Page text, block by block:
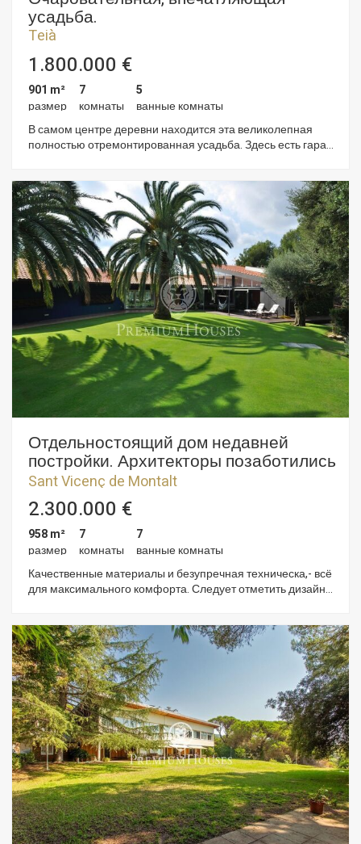
усадьба.
Teià
1.800.000 €
901 m²
размер
7
комнаты
5
ванные комнаты
В самом центре деревни находится эта великолепная
полностью отремонтированная усадьба. Здесь есть гараж
жильё или очаровательный отель, ресторан или для
любого другого типа бизнеса, требующего расположения
в сельской местности, но поблизости от Барселоны,
аэропортов, пристаней, теннисного и гольф клубов. Это
идеальное место со своим микроклиматом, позволяющим
наслаждаться качеством жизни. ID 1150067.
Отдельностоящий дом недавней
постройки. Архитекторы позаботились
о дизайне, внутренней планировке и
Sant Vicenç de Montalt
2.300.000 €
958 m²
размер
7
комнаты
7
ванные комнаты
Качественные материалы и безупречная техническа,- всё
для максимального комфорта. Следует отметить дизайн
расположение дома на участке по отношению к сторонам
света. Дом построен два этажа, чтобы обеспечить
максимальной приватностью. На главном/основном этаже
расположен посторная гостиная, отдельная кухня,
кабинет, служебная зона, терраса с видом на море. Все
спальни расположены на этом этаже и имеют свой выход
в сад. Дом делится на две части: основная жилая и вторая
вспомогательная, где расположен гараж на три машины и
гостевой апартамент (гостиная, одна спальна, ванная
комната и кухня). Стоит выделить наличие внутреннего
бассейна и тропического сада. Дизайн участка
сформирован из множественных деревьев, пальм и мини-
гольфа. А внешняя иллюминация сада придает ему
недостающий шарм.